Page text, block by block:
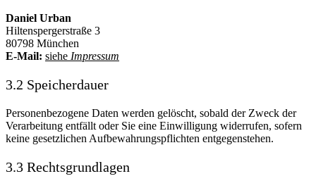
Daniel Urban
Hiltenspergerstraße 3
80798 München
E-Mail: siehe Impressum
3.2 Speicherdauer
Personenbezogene Daten werden gelöscht, sobald der Zweck der
Verarbeitung entfällt oder Sie eine Einwilligung widerrufen, sofern
keine gesetzlichen Aufbewahrungspflichten entgegenstehen.
3.3 Rechtsgrundlagen